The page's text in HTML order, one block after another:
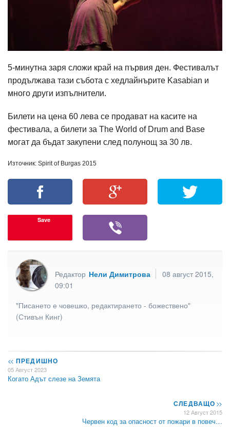
5-минутна заря сложи край на първия ден. Фестивалът
продължава тази събота с хедлайнърите Kasabian и
много други изпълнители.
Билети на цена 60 лева се продават на касите на
фестивала, а билети за The World of Drum and Base
могат да бъдат закупени след полунощ за 30 лв.
Източник: Spirit of Burgas 2015
Save
Редактор Нели Димитрова
08 август 2015,
09:01
"Писането е човешко, редактирането - божествено"
(Стивън Кинг)
<< ПРЕДИШНО
05 Август 2023
Когато Адът слезе на Земята
СЛЕДВАЩО>>
12 Август 2015
Червен код за опасност от пожари в повеч…